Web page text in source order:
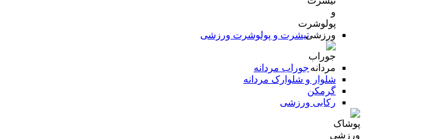
تیشرت و پولوشرت ورزشی
جوراب مردانه
شلوار و شلوارک مردانه
گرمکن
رکابی ورزشی